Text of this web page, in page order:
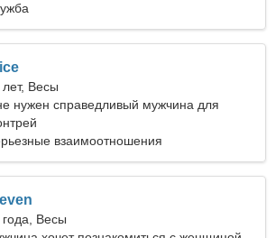
Весы
нужен справедливый мужчина для
взаимоотношения
года, Весы